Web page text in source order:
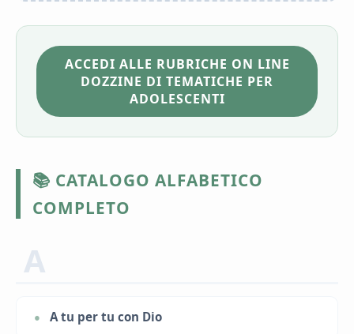
ACCEDI ALLE RUBRICHE ON LINE
DOZZINE DI TEMATICHE PER
ADOLESCENTI
📚 CATALOGO ALFABETICO
COMPLETO
A
A tu per tu con Dio